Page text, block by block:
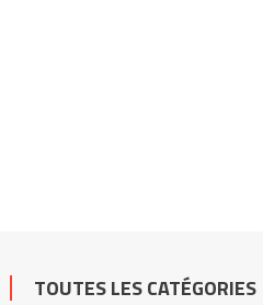
TOUTES LES CATÉGORIES